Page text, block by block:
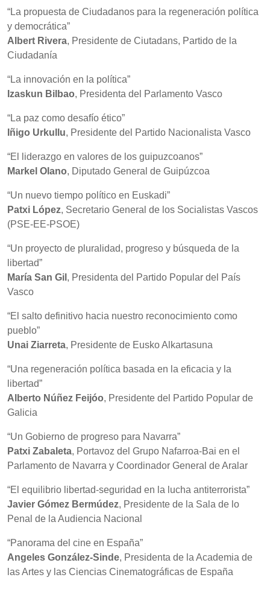
“La propuesta de Ciudadanos para la regeneración política
y democrática”
Albert Rivera, Presidente de Ciutadans, Partido de la
Ciudadanía
“La innovación en la política”
Izaskun Bilbao, Presidenta del Parlamento Vasco
“La paz como desafío ético”
Iñigo Urkullu, Presidente del Partido Nacionalista Vasco
“El liderazgo en valores de los guipuzcoanos”
Markel Olano, Diputado General de Guipúzcoa
“Un nuevo tiempo político en Euskadi”
Patxi López, Secretario General de los Socialistas Vascos
(PSE-EE-PSOE)
“Un proyecto de pluralidad, progreso y búsqueda de la
libertad”
María San Gil , Presidenta del Partido Popular del País
Vasco
“El salto definitivo hacia nuestro reconocimiento como
pueblo”
Unai Ziarreta, Presidente de Eusko Alkartasuna
“Una regeneración política basada en la eficacia y la
libertad”
Alberto Núñez Feijóo, Presidente del Partido Popular de
Galicia
“Un Gobierno de progreso para Navarra”
Patxi Zabaleta, Portavoz del Grupo Nafarroa-Bai en el
Parlamento de Navarra y Coordinador General de Aralar
“El equilibrio libertad-seguridad en la lucha antiterrorista”
Javier Gómez Bermúdez, Presidente de la Sala de lo
Penal de la Audiencia Nacional
“Panorama del cine en España”
Angeles González-Sinde, Presidenta de la Academia de
las Artes y las Ciencias Cinematográficas de España